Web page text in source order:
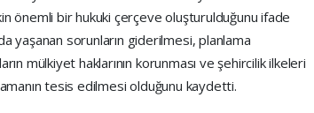
önemli bir hukuki çerçeve oluşturulduğunu ifade
yaşanan sorunların giderilmesi, planlama
mülkiyet haklarının korunması ve şehircilik ilkeleri
tesis edilmesi olduğunu kaydetti.